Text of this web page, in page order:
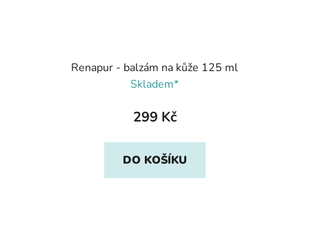
Renapur - balzám na kůže 125 ml
Skladem*
299 Kč
DO KOŠÍKU